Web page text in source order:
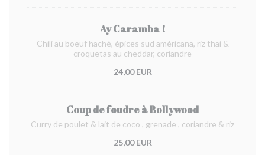
Ay Caramba !
Chili au boeuf haché, épices sud américana, riz thai &
croquetas au cheddar, coriandre
24,00 EUR
Coup de foudre à Bollywood
Curry de poulet & lait de coco , grenade , coriandre & riz
25,00 EUR